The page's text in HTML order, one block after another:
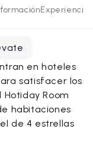
Experiencias
en hoteles
satisfacer los
Hotiday Room
habitaciones
de 4 estrellas